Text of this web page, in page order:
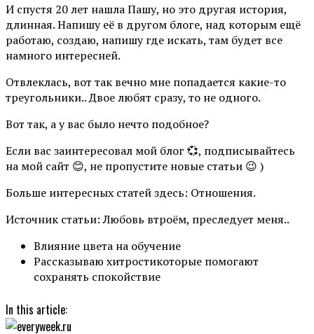
И спустя 20 лет нашла Пашу, но это другая история,
длинная. Напишу её в другом блоге, над которым ещё
работаю, создаю, напишу где искать, там будет все
намного интересней.
Отвлеклась, вот так вечно мне попадается какие-то
треугольники.. Двое любят сразу, то не одного.
Вот так, а у вас было нечто подобное?
Если вас заинтересовал мой блог 💞, подписывайтесь
на мой сайт 😊, не пропустите новые статьи 😉 )
Больше интересных статей здесь: Отношения.
Источник статьи: Любовь втроём, преследует меня..
Влияние цвета на обучение
Рассказываю хитростикоторые помогают
сохранять спокойствие
In this article: